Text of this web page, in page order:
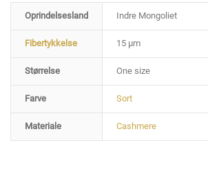
Oprindelsesland Indre Mongoliet
Fibertykkelse 15 µm
Størrelse One size
Farve Sort
Materiale Cashmere